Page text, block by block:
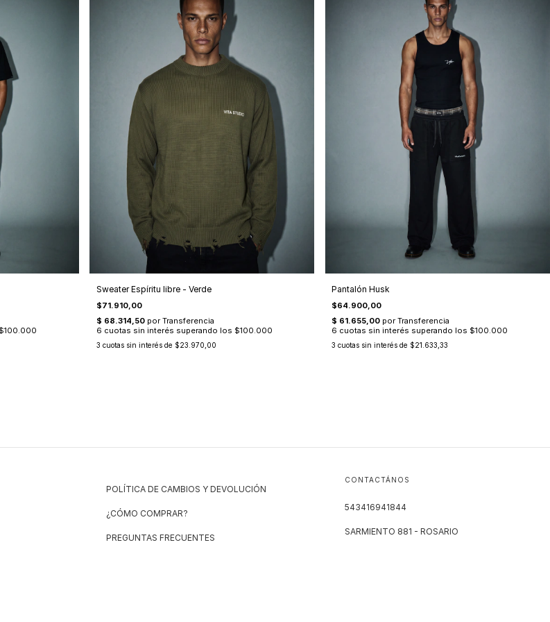
Sweater Espíritu libre - Verde
$71.910,00
3 cuotas sin interés de $23.970,00
Pantalón Husk
$64.900,00
3 cuotas sin interés de $21.633,33
POLÍTICA DE CAMBIOS Y DEVOLUCIÓN
¿CÓMO COMPRAR?
PREGUNTAS FRECUENTES
CONTACTÁNOS
543416941844
SARMIENTO 881 - ROSARIO